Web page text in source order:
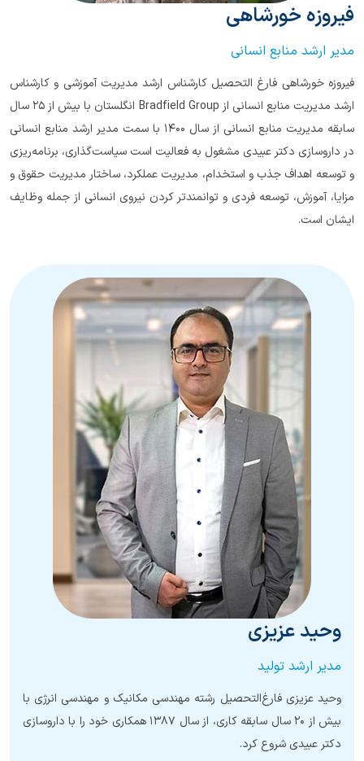
فیروزه خورشاهی
مدیر ارشد منابع انسانی
فیروزه خورشاهی فارغ التحصیل کارشناس ارشد مدیریت آموزشی و کارشناس
ارشد مدیریت منابع انسانی از Bradfield Group انگلستان با بیش از ۲۵ سال
سابقه مدیریت منابع انسانی از سال ۱۴۰۰ با سمت مدیر ارشد منابع انسانی
در داروسازی دکتر عبیدی مشغول به فعالیت است سیاست‌گذاری، برنامه‌ریزی
و توسعه اهداف جذب و استخدام، مدیریت عملکرد، ساختار مدیریت حقوق و
مزایا، آموزش، توسعه فردی و توانمندتر کردن نیروی انسانی از جمله وظایف
ایشان است.
وحید عزیزی
مدیر ارشد تولید
وحید عزیزی فارغ‌التحصیل رشته مهندسی مکانیک و مهندسی انرژی با
بیش از ۲۰ سال سابقه کاری، از سال ۱۳۸۷ همکاری خود را با داروسازی
دکتر عبیدی شروع کرد.